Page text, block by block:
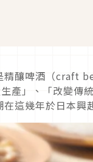
精釀啤酒（craft
產」、「改變傳
這幾年於日本興